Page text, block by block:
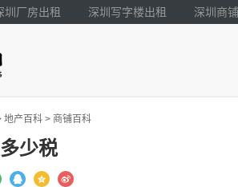
圳厂房出租 深圳写字楼出租 深圳商
地产百科 > 商铺百科
少税